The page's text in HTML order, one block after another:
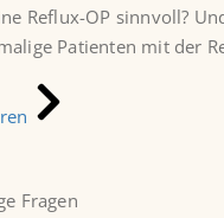
Reflux-OP sinnvoll?
Patienten mit der
Fragen